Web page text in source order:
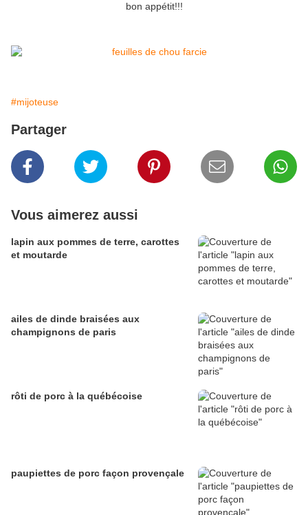
bon appétit!!!
#mijoteuse
Partager
Vous aimerez aussi
lapin aux pommes de terre, carottes
et moutarde
ailes de dinde braisées aux
champignons de paris
rôti de porc à la québécoise
paupiettes de porc façon provençale